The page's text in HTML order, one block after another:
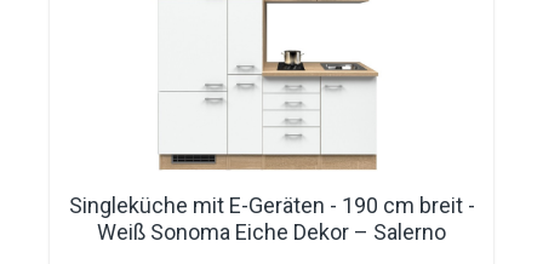
Singleküche mit E-Geräten - 190 cm breit -
Weiß Sonoma Eiche Dekor – Salerno